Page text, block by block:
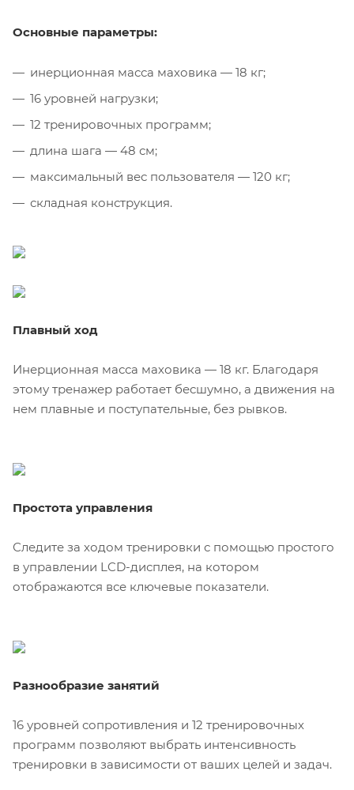
Основные параметры:
инерционная масса маховика — 18 кг;
16 уровней нагрузки;
12 тренировочных программ;
длина шага — 48 см;
максимальный вес пользователя — 120 кг;
складная конструкция.
Плавный ход
Инерционная масса маховика — 18 кг. Благодаря
этому тренажер работает бесшумно, а движения на
нем плавные и поступательные, без рывков.
Простота управления
Следите за ходом тренировки с помощью простого
в управлении LCD-дисплея, на котором
отображаются все ключевые показатели.
Разнообразие занятий
16 уровней сопротивления и 12 тренировочных
программ позволяют выбрать интенсивность
тренировки в зависимости от ваших целей и задач.